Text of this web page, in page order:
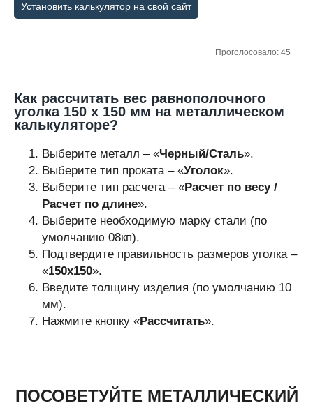
Установить калькулятор на свой сайт
Проголосовало: 45
Как рассчитать вес равнополочного
уголка 150 х 150 мм на металлическом
калькуляторе?
Выберите металл – «Черный/Сталь».
Выберите тип проката – «Уголок».
Выберите тип расчета – «Расчет по весу /
Расчет по длине».
Выберите необходимую марку стали (по
умолчанию 08кп).
Подтвердите правильность размеров уголка –
«150х150».
Введите толщину изделия (по умолчанию 10
мм).
Нажмите кнопку «Рассчитать».
ПОСОВЕТУЙТЕ МЕТАЛЛИЧЕСКИЙ